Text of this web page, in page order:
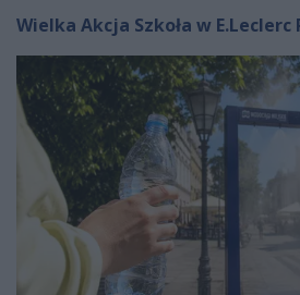
Wielka Akcja Szkoła w E.Leclerc